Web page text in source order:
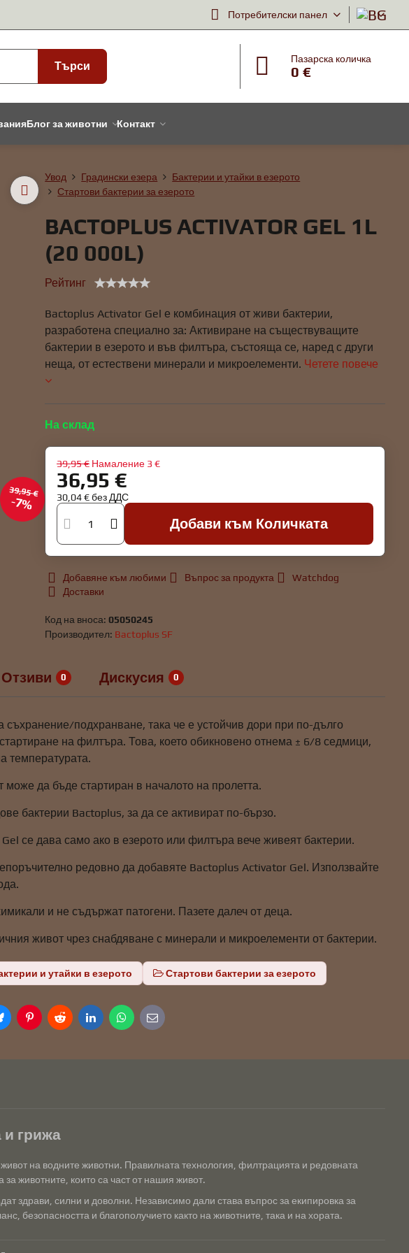
Потребителски панел
Търси
Пазарска количка
0 €
Блог за животни Контакт
39,95 €
7%
Увод Градински езера
Бактерии и утайки в езерото
Стартови бактерии за езерото
BACTOPLUS ACTIVATOR GEL 1L
(20 000L)
Рейтинг
Bactoplus Activator Gel е комбинация от живи бактерии,
разработена специално за: Активиране на съществуващите
бактерии в езерото и във филтъра, състояща се, наред с други
неща, от естествени минерали и микроелементи. Четете повече
На склад
39,95 € Намаление 3 €
36,95 €
30,04 €без ДДС
Добави към Количката
Добавяне към любими Въпрос за продукта
Watchdog
Доставки
Код на вноса:05050245
Производител: Bactoplus SF
Отзиви 0 Дискусия 0
подхранване, така че е устойчив дори при по-дълго
на филтъра. Това, което обикновено отнема ± 6/8 седмици,
температурата.
може да бъде стартиран в началото на пролетта.
бактерии Bactoplus, за да се активират по-бързо.
се дава само ако в езерото или филтъра вече живеят бактерии.
редовно да добавяте Bactoplus Activator Gel. Използвайте
и не съдържат патогени. Пазете далеч от деца.
живот чрез снабдяване с минерали и микроелементи от бактерии.
и утайки в езерото Стартови бактерии за езерото
PinterestRedditLinkedInWhatsApp
E-
mail
и грижа
на водните животни. Правилната технология, филтрацията и редовната
животните, които са част от нашия живот.
здрави, силни и доволни. Независимо дали става въпрос за екипировка за
безопасността и благополучието както на животните, така и на хората.